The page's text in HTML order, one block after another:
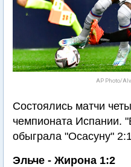
AP Photo/
Состоялись матчи
чемпионата Испании.
обыграла "Осасуну"
Эльче - Жирона 1:2